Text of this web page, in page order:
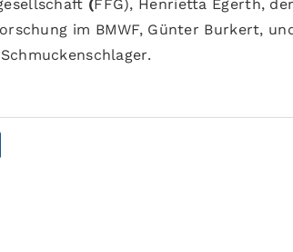
(FFG), Henrietta Egerth,
im BMWF, Günter Burkert,